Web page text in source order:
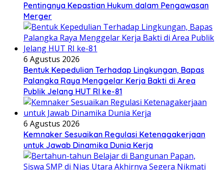
Pentingnya Kepastian Hukum dalam Pengawasan
Merger
6 Agustus 2026
Bentuk Kepedulian Terhadap Lingkungan, Bapas
Palangka Raya Menggelar Kerja Bakti di Area
Publik Jelang HUT RI ke-81
6 Agustus 2026
Kemnaker Sesuaikan Regulasi Ketenagakerjaan
untuk Jawab Dinamika Dunia Kerja